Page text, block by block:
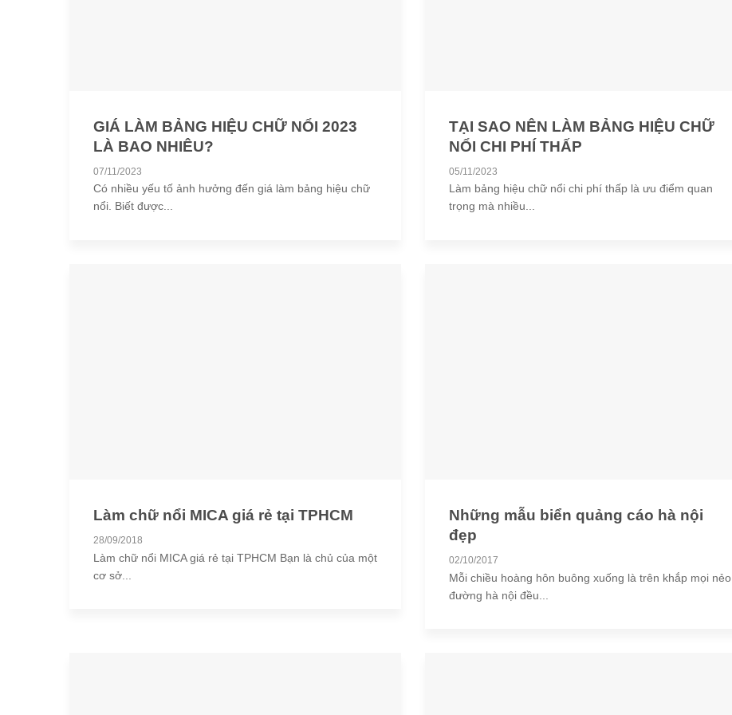
GIÁ LÀM BẢNG HIỆU CHỮ NỔI 2023
LÀ BAO NHIÊU?
07/11/2023
Có nhiều yếu tố ảnh hưởng đến giá làm bảng hiệu chữ
nổi. Biết được...
TẠI SAO NÊN LÀM BẢNG HIỆU CHỮ
NỔI CHI PHÍ THẤP
05/11/2023
Làm bảng hiệu chữ nổi chi phí thấp là ưu điểm quan
trọng mà nhiều...
Làm chữ nổi MICA giá rẻ tại TPHCM
28/09/2018
Làm chữ nổi MICA giá rẻ tại TPHCM Bạn là chủ của một
cơ sở...
Những mẫu biển quảng cáo hà nội
đẹp
02/10/2017
Mỗi chiều hoàng hôn buông xuống là trên khắp mọi nẻo
đường hà nội đều...